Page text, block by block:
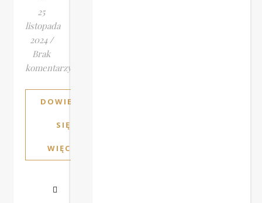
25
listopada
2024 /
Brak
komentarzy
DOWIEDZ
SIĘ
WIĘCEJ